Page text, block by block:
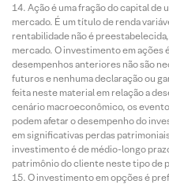
Ação é uma fração do capital de
mercado. É um título de renda
rentabilidade não é
mercado. O investimento em ações
desempenhos anteriores não são
futuros e nenhuma declaração ou
feita neste material em relação a
cenário macroeconômico, os
podem afetar o desempenho do
em significativas perdas
investimento é de médio-longo
patrimônio do cliente neste tipo de
O investimento em opções é